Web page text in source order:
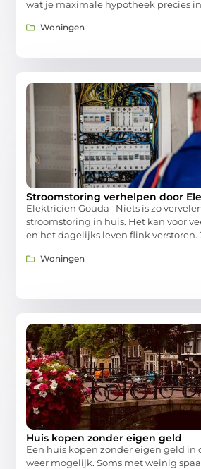
wat je maximale hypotheek precies
Woningen
Stroomstoring verhelpen door
Elektricien Gouda Niets is zo
stroomstoring in huis. Het kan voor
en het dagelijks leven flink verstoren.
Woningen
Huis kopen zonder eigen geld
Een huis kopen zonder eigen geld in
weer mogelijk. Soms met weinig